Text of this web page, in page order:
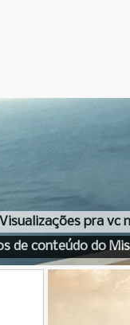
pra vc
de conteúdo do